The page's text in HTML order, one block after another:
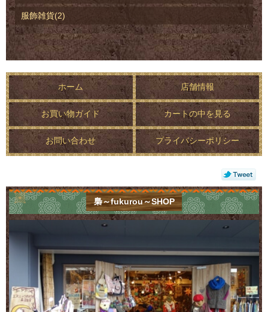
服飾雑貨(2)
ホーム 店舗情報
お買い物ガイド カートの中を見る
お問い合わせ プライバシーポリシー
梟～fukurou～SHOP